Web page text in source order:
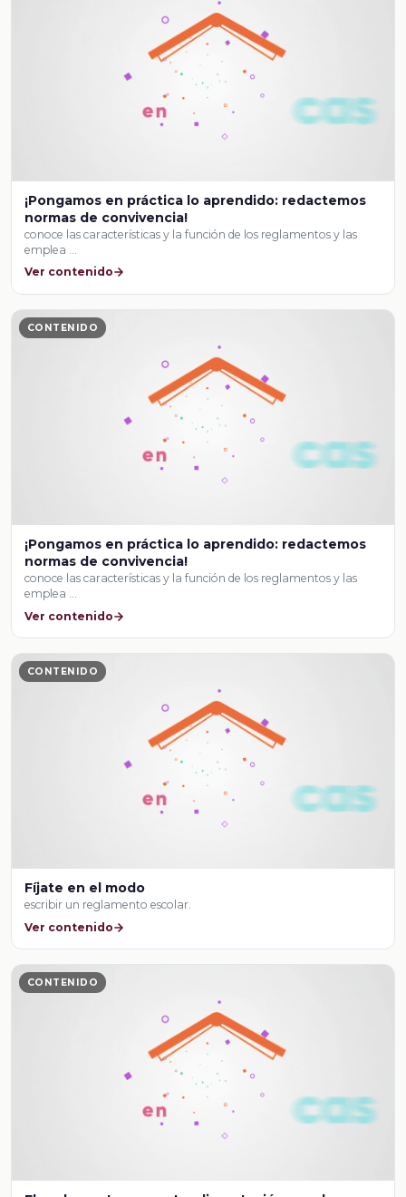
¡Pongamos en práctica lo aprendido: redactemos
normas de convivencia!
conoce las características y la función de los reglamentos y las
emplea …
Ver contenido
CONTENIDO
¡Pongamos en práctica lo aprendido: redactemos
normas de convivencia!
conoce las características y la función de los reglamentos y las
emplea …
Ver contenido
CONTENIDO
Fíjate en el modo
escribir un reglamento escolar.
Ver contenido
CONTENIDO